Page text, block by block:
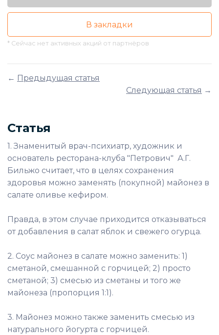
В закладки
* Сейчас нет активных акций от партнёров
← Предыдущая статья
Следующая статья →
Статья
1. Знаменитый врач-психиатр, художник и
основатель ресторана-клуба "Петрович" А.Г.
Бильжо считает, что в целях сохранения
здоровья можно заменять (покупной) майонез в
салате оливье кефиром.
Правда, в этом случае приходится отказываться
от добавления в салат яблок и свежего огурца.
2. Соус майонез в салате можно заменить: 1)
сметаной, смешанной с горчицей; 2) просто
сметаной; 3) смесью из сметаны и того же
майонеза (пропорция 1:1).
3. Майонез можно также заменить смесью из
натурального йогурта с горчицей.